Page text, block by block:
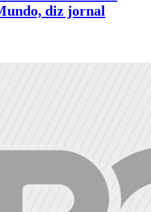
diz jornal